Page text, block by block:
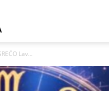
Lav...